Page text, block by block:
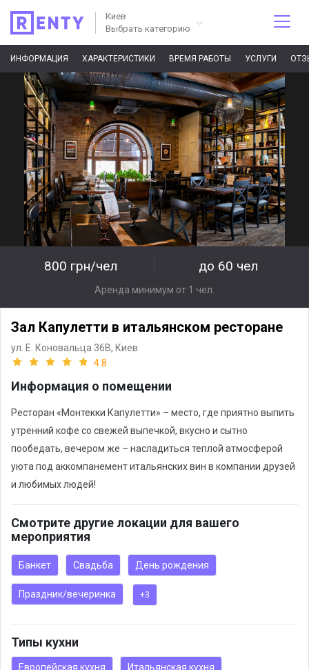
Киев
Выбрать категорию
ИНФОРМАЦИЯ ХАРАКТЕРИСТИКИ ВРЕМЯ РАБОТЫ УСЛУГИ
800 грн/чел до 60 чел
Аренда минимум от 1 чел.
Зал Капулетти в итальянском ресторане
ул. Е. Коновальца 36В, Киев
4.8
Информация о помещении
Ресторан «Монтекки Капулетти» – место, где приятно выпить
утренний кофе со свежей выпечкой, вкусно и сытно
пообедать, вечером же – насладиться теплой атмосферой
уюта под аккомпанемент итальянских вин в компании друзей
и любимых людей!
Смотрите другие локации для вашего
мероприятия
Банкет Свадьба День рождения
Праздник/вечеринка +3
Типы кухни
Европейская кухня Итальянская кухня